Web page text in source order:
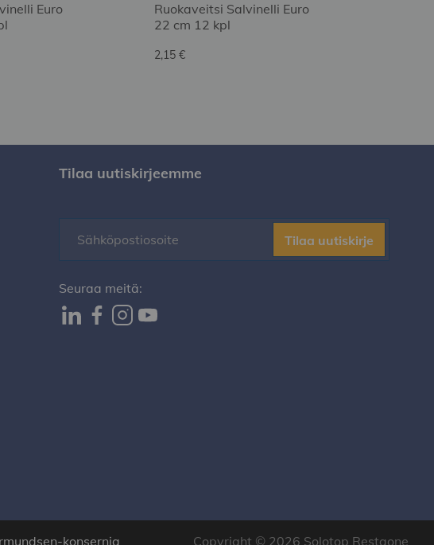
Euro
Ruokaveitsi Salvinelli Euro
22 cm 12 kpl
2,15 €
Tilaa uutiskirjeemme
Tilaa uutiskirje
Seuraa meitä:
konsernia Copyright © 2026 Solotop Restaone